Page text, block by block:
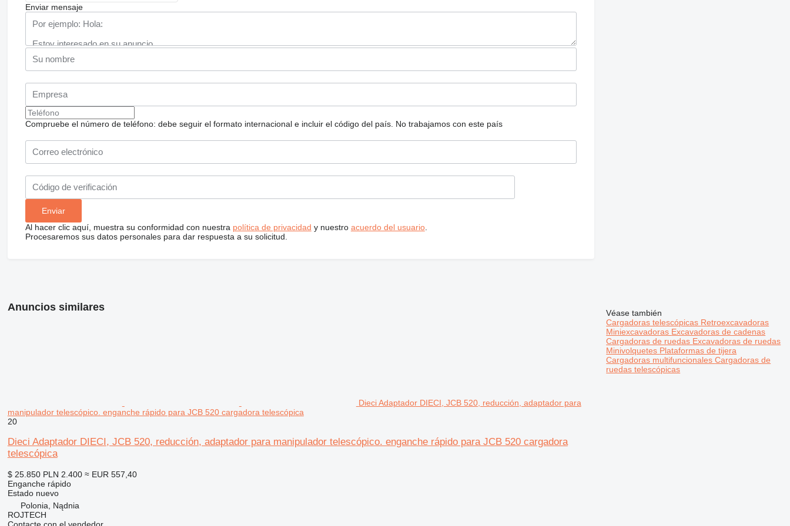
Enviar mensaje
Compruebe el número de teléfono: debe seguir el formato internacional e incluir el código del país. No trabajamos con este país
Al hacer clic aquí, muestra su conformidad con nuestra política de privacidad y nuestro acuerdo del usuario.
Procesaremos sus datos personales para dar respuesta a su solicitud.
Anuncios similares
Dieci Adaptador DIECI, JCB 520, reducción, adaptador para
manipulador telescópico. enganche rápido para JCB 520 cargadora telescópica
20
Dieci Adaptador DIECI, JCB 520, reducción, adaptador para manipulador telescópico. enganche rápido para JCB 520 cargadora
telescópica
$ 25.850 PLN 2.400 ≈ EUR 557,40
Enganche rápido
Estadonuevo
Polonia, Nądnia
ROJTECH
Contacte con el vendedor
Véase también
Cargadoras telescópicas Retroexcavadoras
Miniexcavadoras Excavadoras de cadenas
Cargadoras de ruedas Excavadoras de ruedas
Minivolquetes Plataformas de tijera
Cargadoras multifuncionalesCargadoras de
ruedas telescópicas